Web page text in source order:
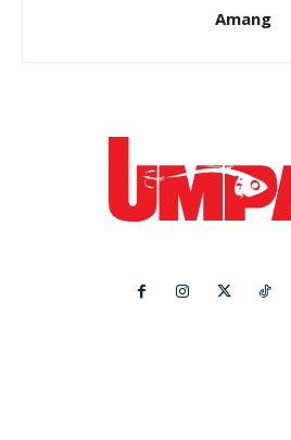
Amang